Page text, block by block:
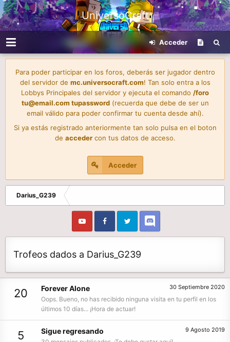
UniversoCraft
Acceder
Para poder participar en los foros, deberás ser jugador dentro
del servidor de mc.universocraft.com! Tan solo entra a los
Lobbys Principales del servidor y ejecuta el comando /foro
tu@email.com tupassword(recuerda que debe de ser un
email válido para poder confirmar tu cuenta desde ahí).
Si ya estás registrado anteriormente tan solo pulsa en el boton
de accedercon tus datos de acceso.
Acceder
Darius_G239
Trofeos dados a Darius_G239
20 30 Septiembre 2020
Forever Alone
Oops. Bueno, no has recibido ninguna visita en tu perfil en los
últimos 10 días... ¡Hora de actuar!
5 9 Agosto 2019
Sigue regresando